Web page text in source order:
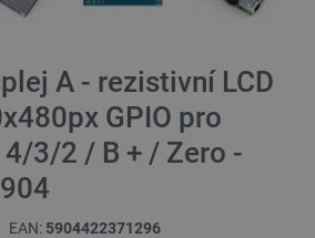
A - rezistivní LCD
GPIO pro
4/3/2 / B + / Zero -
EAN: 5904422371296